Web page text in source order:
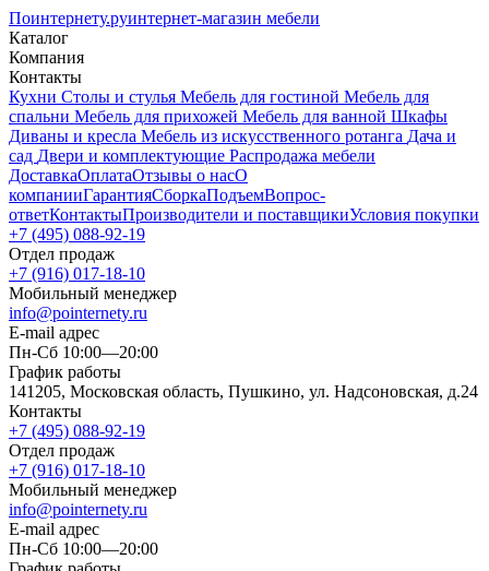
Поинтернету.руинтернет-магазин мебели
Каталог
Компания
Контакты
Кухни Столы и стулья Мебель для гостиной Мебель для
спальни Мебель для прихожей Мебель для ванной Шкафы
Диваны и кресла Мебель из искусственного ротанга Дача и
сад Двери и комплектующие Распродажа мебели
ДоставкаОплатаОтзывы о насО
компанииГарантияСборкаПодъемВопрос-
ответКонтактыПроизводители и поставщикиУсловия покупки
+7 (495) 088-92-19
Отдел продаж
+7 (916) 017-18-10
Мобильный менеджер
info@pointernety.ru
E-mail адрес
Пн-Сб 10:00—20:00
График работы
141205, Московская область, Пушкино, ул. Надсоновская, д.24
Контакты
+7 (495) 088-92-19
Отдел продаж
+7 (916) 017-18-10
Мобильный менеджер
info@pointernety.ru
E-mail адрес
Пн-Сб 10:00—20:00